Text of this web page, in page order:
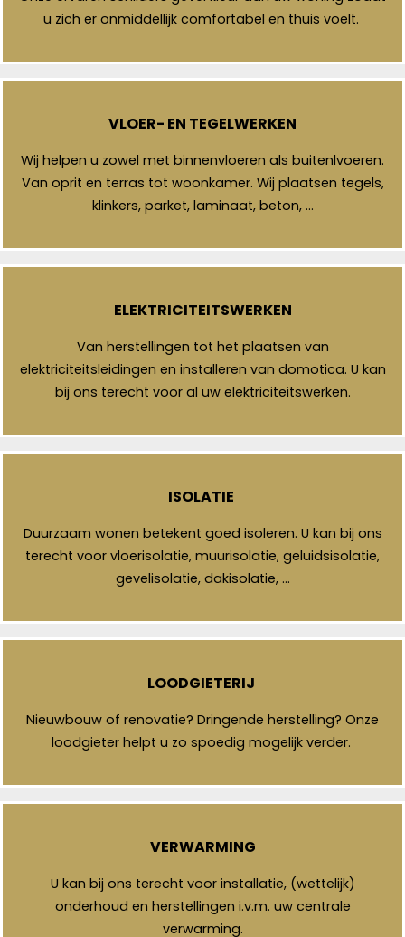
u zich er onmiddellijk comfortabel en thuis voelt.
VLOER- EN TEGELWERKEN
Wij helpen u zowel met binnenvloeren als buitenlvoeren.
Van oprit en terras tot woonkamer. Wij plaatsen tegels,
klinkers, parket, laminaat, beton, …
ELEKTRICITEITSWERKEN
Van herstellingen tot het plaatsen van
elektriciteitsleidingen en installeren van domotica. U kan
bij ons terecht voor al uw elektriciteitswerken.
ISOLATIE
Duurzaam wonen betekent goed isoleren. U kan bij ons
terecht voor vloerisolatie, muurisolatie, geluidsisolatie,
gevelisolatie, dakisolatie, …
LOODGIETERIJ
Nieuwbouw of renovatie? Dringende herstelling? Onze
loodgieter helpt u zo spoedig mogelijk verder.
VERWARMING
U kan bij ons terecht voor installatie, (wettelijk)
onderhoud en herstellingen i.v.m. uw centrale
verwarming.